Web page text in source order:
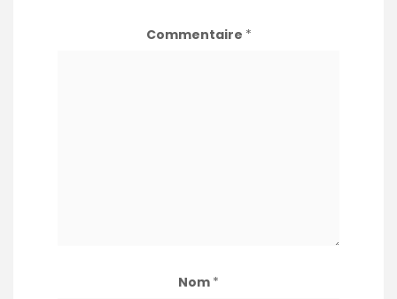
Commentaire *
Nom *